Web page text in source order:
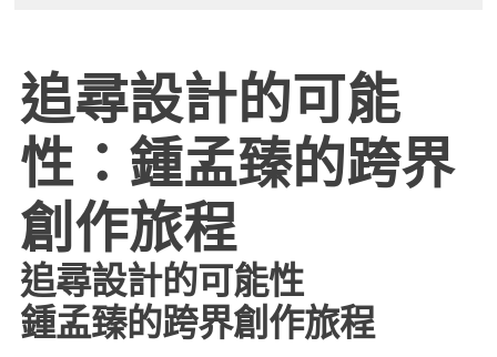
追尋設計的可能
性：鍾孟臻的跨界
創作旅程
追尋設計的可能性
鍾孟臻的跨界創作旅程